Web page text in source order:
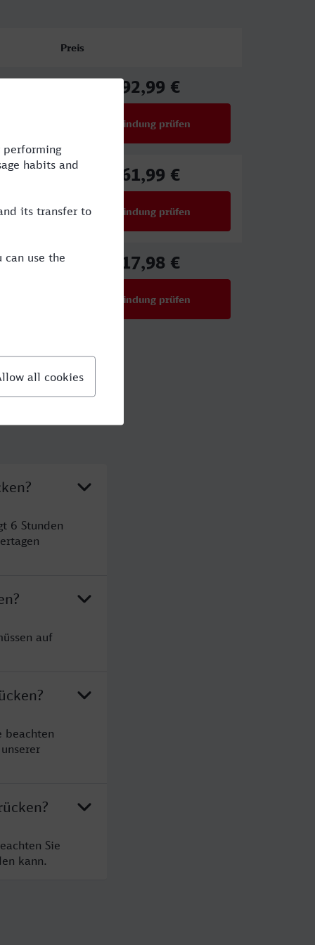
Preis
92,99 €
Verbindung prüfen
61,99 €
Verbindung prüfen
17,98 €
Verbindung prüfen
6 Stunden
auf
beachten
Sie
kann.